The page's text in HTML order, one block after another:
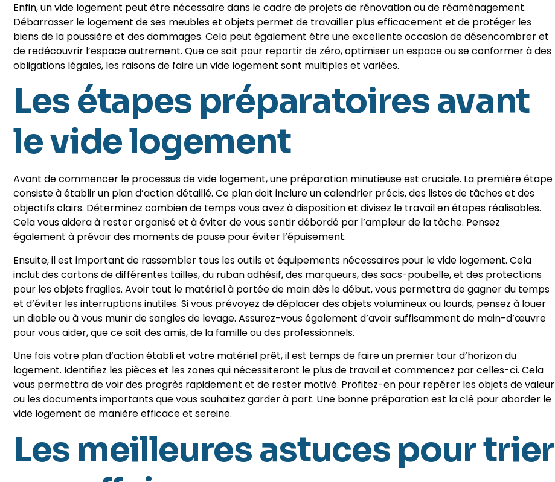
Enfin, un vide logement peut être nécessaire dans le cadre de projets de rénovation ou de réaménagement.
Débarrasser le logement de ses meubles et objets permet de travailler plus efficacement et de protéger les
biens de la poussière et des dommages. Cela peut également être une excellente occasion de désencombrer et
de redécouvrir l’espace autrement. Que ce soit pour repartir de zéro, optimiser un espace ou se conformer à des
obligations légales, les raisons de faire un vide logement sont multiples et variées.
Les étapes préparatoires avant
le vide logement
Avant de commencer le processus de vide logement, une préparation minutieuse est cruciale. La première étape
consiste à établir un plan d’action détaillé. Ce plan doit inclure un calendrier précis, des listes de tâches et des
objectifs clairs. Déterminez combien de temps vous avez à disposition et divisez le travail en étapes réalisables.
Cela vous aidera à rester organisé et à éviter de vous sentir débordé par l’ampleur de la tâche. Pensez
également à prévoir des moments de pause pour éviter l’épuisement.
Ensuite, il est important de rassembler tous les outils et équipements nécessaires pour le vide logement. Cela
inclut des cartons de différentes tailles, du ruban adhésif, des marqueurs, des sacs-poubelle, et des protections
pour les objets fragiles. Avoir tout le matériel à portée de main dès le début, vous permettra de gagner du temps
et d’éviter les interruptions inutiles. Si vous prévoyez de déplacer des objets volumineux ou lourds, pensez à louer
un diable ou à vous munir de sangles de levage. Assurez-vous également d’avoir suffisamment de main-d’œuvre
pour vous aider, que ce soit des amis, de la famille ou des professionnels.
Une fois votre plan d’action établi et votre matériel prêt, il est temps de faire un premier tour d’horizon du
logement. Identifiez les pièces et les zones qui nécessiteront le plus de travail et commencez par celles-ci. Cela
vous permettra de voir des progrès rapidement et de rester motivé. Profitez-en pour repérer les objets de valeur
ou les documents importants que vous souhaitez garder à part. Une bonne préparation est la clé pour aborder le
vide logement de manière efficace et sereine.
Les meilleures astuces pour trier